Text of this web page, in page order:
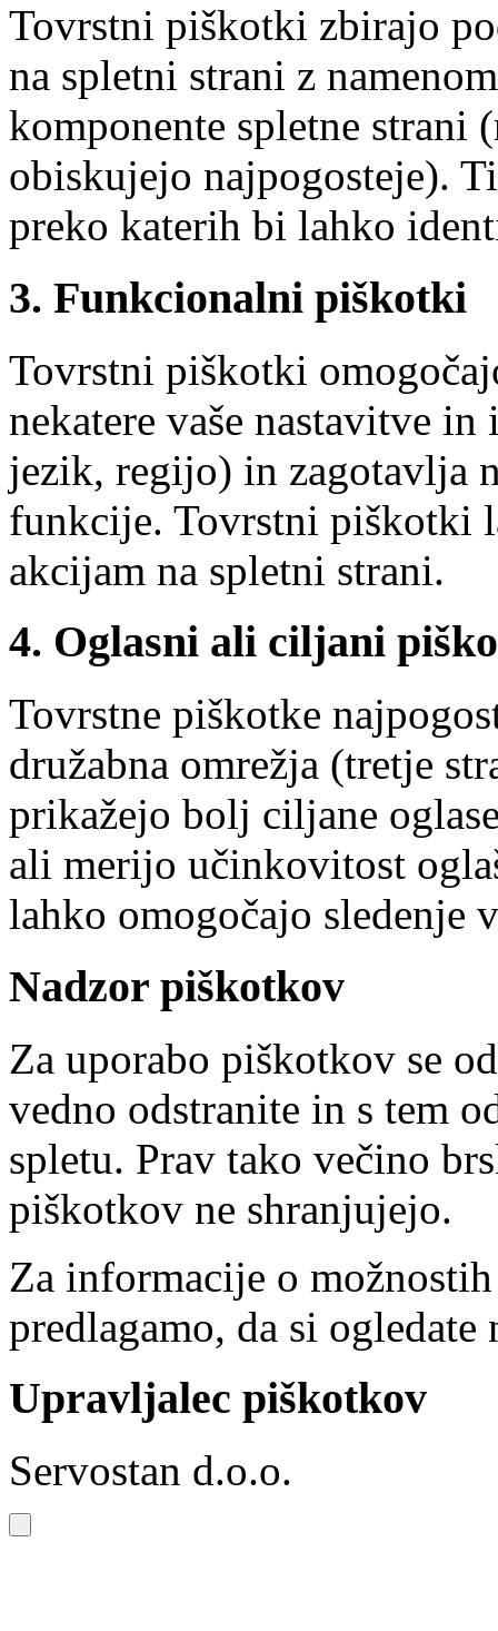
Tovrstni piškotki zbirajo
na spletni strani z
komponente spletne strani
obiskujejo najpogosteje).
preko katerih bi lahko
3. Funkcionalni piškotki
Tovrstni piškotki
nekatere vaše nastavitve
jezik, regijo) in zagotavlja
funkcije. Tovrstni piškotki
akcijam na spletni strani.
4. Oglasni ali ciljani
Tovrstne piškotke
družabna omrežja (tretje
prikažejo bolj ciljane
ali merijo učinkovitost
lahko omogočajo sledenje
Nadzor piškotkov
Za uporabo piškotkov se
vedno odstranite in s tem
spletu. Prav tako večino
piškotkov ne shranjujejo.
Za informacije o
predlagamo, da si ogledate
Upravljalec piškotkov
Servostan d.o.o.